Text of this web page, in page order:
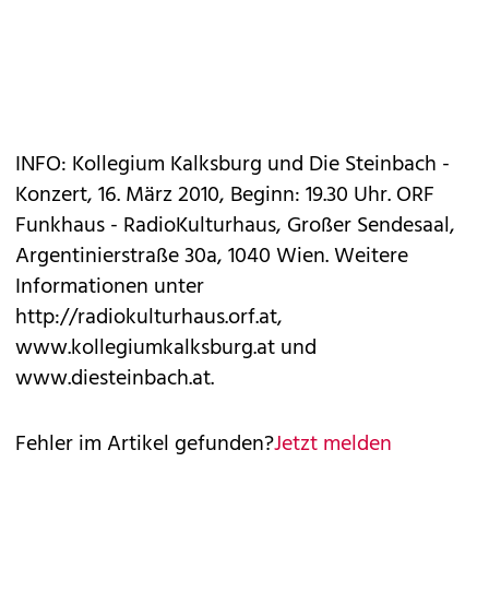
INFO: Kollegium Kalksburg und Die Steinbach -
Konzert, 16. März 2010, Beginn: 19.30 Uhr. ORF
Funkhaus - RadioKulturhaus, Großer Sendesaal,
Argentinierstraße 30a, 1040 Wien. Weitere
Informationen unter
http://radiokulturhaus.orf.at,
www.kollegiumkalksburg.at und
www.diesteinbach.at.
Fehler im Artikel gefunden?Jetzt melden